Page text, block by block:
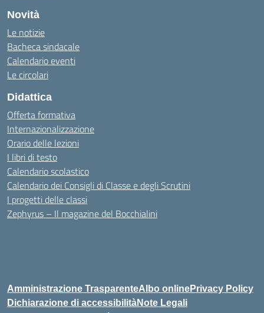
Novità
Le notizie
Bacheca sindacale
Calendario eventi
Le circolari
Didattica
Offerta formativa
Internazionalizzazione
Orario delle lezioni
I libri di testo
Calendario scolastico
Calendario dei Consigli di Classe e degli Scrutini
I progetti delle classi
Zephyrus – Il magazine del Bocchialini
Amministrazione TrasparenteAlbo onlinePrivacy Policy
Dichiarazione di accessibilitàNote Legali